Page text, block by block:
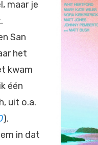
maar je
San
het
kwam
één
uit o.a.
).
in dat